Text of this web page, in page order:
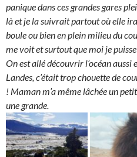
panique dans ces grandes gares
là et je la suivrait partout où elle
boule ou bien en plein milieu du
me voit et surtout que moi je
On est allé découvrir l’océan aussi
Landes, c’était trop chouette de
! Maman m’a même lâchée un
une grande.